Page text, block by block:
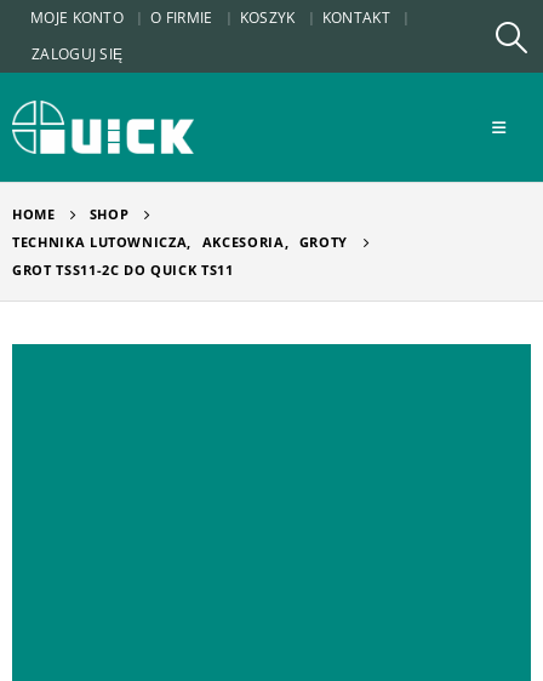
MOJE KONTO O FIRMIE KOSZYK
KONTAKT
ZALOGUJ SIĘ
HOME
SHOP
TECHNIKA LUTOWNICZA, AKCESORIA, GROTY
GROT TSS11-2C DO QUICK TS11